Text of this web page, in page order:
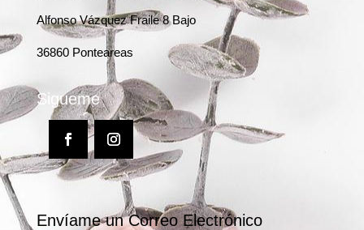
Alfonso Vázquez Fraile 8 Bajo
36860 Ponteareas
Sigueme
Envíame un Correo Electrónico